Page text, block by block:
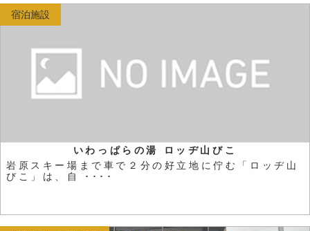
いわっぱらの湯 ロッヂ山びこ
岩原スキー場まで車で２分の好立地に佇む「ロッヂ山
びこ」は、自 ････
宿泊施設